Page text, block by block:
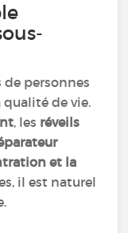
personnes
de vie.
, les réveils
et la
il est naturel